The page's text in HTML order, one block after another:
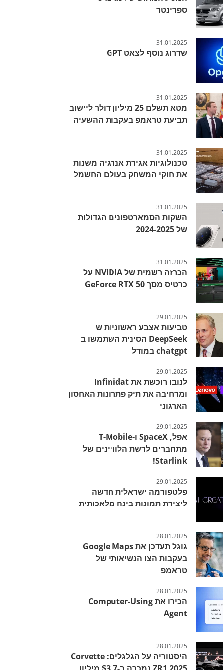
ספרינטר
31.01.2025
שדרוג נוסף לצאט GPT
31.01.2025
מטא תשלם 25 מיליון דולר ליישוב
תביעת טראמפ בעקבות ההשעיה
31.01.2025
טכנולוגיות אגירת אנרגיה משנות
את חוקי המשחק בעולם החשמל
31.01.2025
השקות הסמארטפונים הגדולות
של 2024-2025
31.01.2025
הכרזה רשמית של NVIDIA על
כרטיס מסך GeForce RTX 50
29.01.2025
טביעות אצבע ראשוניות ש
DeepSeek הסינית השתמשו ב
chatgpt במודל
29.01.2025
לנובו רוכשת את Infinidat
ומרחיבה את תיק פתרונות האחסון
הארגוני
29.01.2025
אפל, SpaceX ו-T-Mobile
מתחברים לרשת הלוויינים של
Starlink!
29.01.2025
פלטפורמה ישראלית חדשה
ליצירת תמונות בינה מלאכותית
28.01.2025
גוגל תעדכן את Google Maps
בעקבות הצו הנשיאותי של
טראמפ
28.01.2025
הכירו את Computer-Using
Agent
28.01.2025
היסטוריה על הגלגלים: Corvette